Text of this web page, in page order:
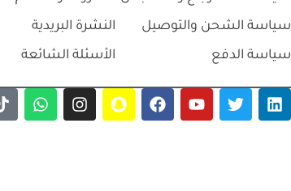
سياسة الشحن والتوصيل
سياسة الدفع
النشرة البريدية
الأسئلة الشائعة